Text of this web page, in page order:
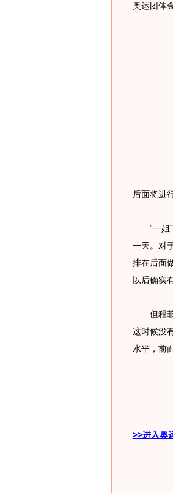
奥运团体
后面将进
“一姐”
一天。对
排在后面
以后确实
但程菲
这时候没
水平，前
>>进入奥